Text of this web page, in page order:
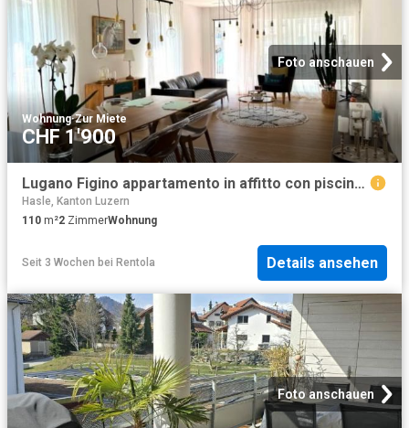
Foto anschauen
Wohnung·Zur Miete
CHF 1'900
Lugano Figino appartamento in affitto con piscina palestra e spazi verdi
Hasle, Kanton Luzern
110 m²2 ZimmerWohnung
Seit 3 Wochen bei Rentola Details ansehen
Foto anschauen